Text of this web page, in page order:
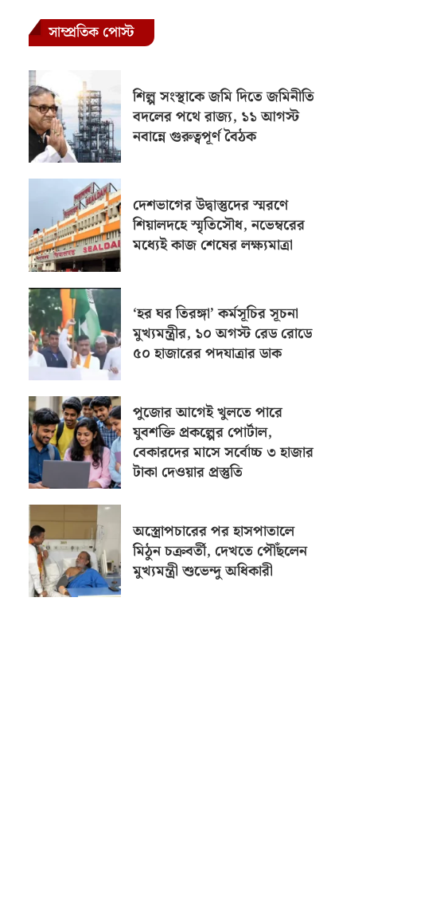
সাম্প্রতিক পোস্ট
শিল্প সংস্থাকে জমি দিতে জমিনীতি
বদলের পথে রাজ্য, ১১ আগস্ট
নবান্নে গুরুত্বপূর্ণ বৈঠক
দেশভাগের উদ্বাস্তুদের স্মরণে
শিয়ালদহে স্মৃতিসৌধ, নভেম্বরের
মধ্যেই কাজ শেষের লক্ষ্যমাত্রা
‘হর ঘর তিরঙ্গা’ কর্মসূচির সূচনা
মুখ্যমন্ত্রীর, ১০ অগস্ট রেড রোডে
৫০ হাজারের পদযাত্রার ডাক
পুজোর আগেই খুলতে পারে
যুবশক্তি প্রকল্পের পোর্টাল,
বেকারদের মাসে সর্বোচ্চ ৩ হাজার
টাকা দেওয়ার প্রস্তুতি
অস্ত্রোপচারের পর হাসপাতালে
মিঠুন চক্রবর্তী, দেখতে পৌঁছলেন
মুখ্যমন্ত্রী শুভেন্দু অধিকারী